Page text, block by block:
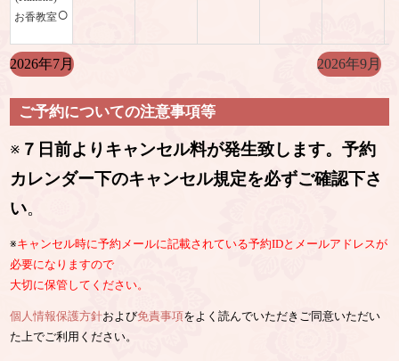
お香教室○
2026年7月 2026年9月
ご予約についての注意事項等
※ ７日前よりキャンセル料が発生致します。予約
カレンダー下のキャンセル規定を必ずご確認下さ
い。
※キャンセル時に予約メールに記載されている予約IDとメールアドレスが
必要になりますので
大切に保管してください。
個人情報保護方針および免責事項をよく読んでいただきご同意いただい
た上でご利用ください。